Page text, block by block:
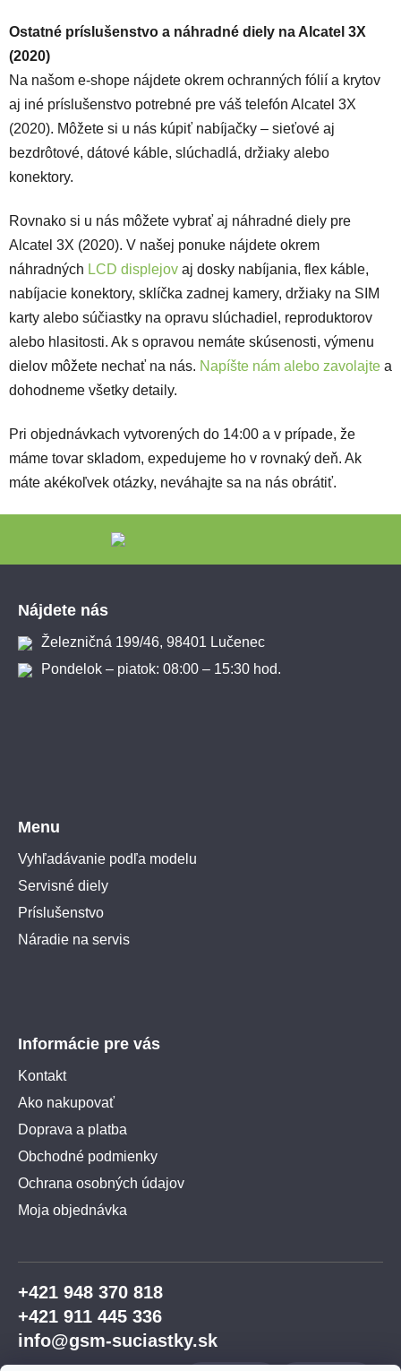
Ostatné príslušenstvo a náhradné diely na Alcatel 3X
(2020)
Na našom e-shope nájdete okrem ochranných fólií a krytov
aj iné príslušenstvo potrebné pre váš telefón Alcatel 3X
(2020). Môžete si u nás kúpiť nabíjačky – sieťové aj
bezdrôtové, dátové káble, slúchadlá, držiaky alebo
konektory.
Rovnako si u nás môžete vybrať aj náhradné diely pre
Alcatel 3X (2020). V našej ponuke nájdete okrem
náhradných LCD displejov aj dosky nabíjania, flex káble,
nabíjacie konektory, sklíčka zadnej kamery, držiaky na SIM
karty alebo súčiastky na opravu slúchadiel, reproduktorov
alebo hlasitosti. Ak s opravou nemáte skúsenosti, výmenu
dielov môžete nechať na nás. Napíšte nám alebo zavolajte a
dohodneme všetky detaily.
Pri objednávkach vytvorených do 14:00 a v prípade, že
máme tovar skladom, expedujeme ho v rovnaký deň. Ak
máte akékoľvek otázky, neváhajte sa na nás obrátiť.
Nájdete nás
Železničná 199/46, 98401 Lučenec
Pondelok – piatok: 08:00 – 15:30 hod.
Menu
Vyhľadávanie podľa modelu
Servisné diely
Príslušenstvo
Náradie na servis
Informácie pre vás
Kontakt
Ako nakupovať
Doprava a platba
Obchodné podmienky
Ochrana osobných údajov
Moja objednávka
+421 948 370 818
+421 911 445 336
info@gsm-suciastky.sk